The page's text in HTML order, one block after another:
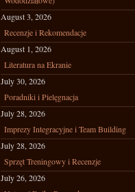
August 3, 2026
Recenzje i Rekomendacje
August 1, 2026
Literatura na Ekranie
July 30, 2026
Poradniki i Pielęgnacja
July 28, 2026
Imprezy Integracyjne i Team Building
July 28, 2026
Sprzęt Treningowy i Recenzje
July 26, 2026